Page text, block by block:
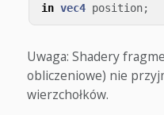
in vec4 position;
Uwaga: Shadery
obliczeniowe) nie
wierzchołków.